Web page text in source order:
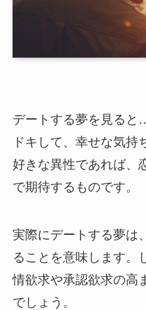
デートする夢を見ると
ドキして、幸せな気
好きな異性であれば、
で期待するものです。
実際にデートする夢は
ることを意味します。
情欲求や承認欲求の高
でしょう。